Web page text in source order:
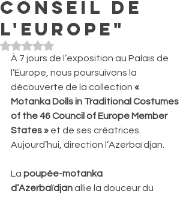
Conseil de
l'Europe"
Noté NaN étoiles sur 5.
À 7 jours de l’exposition au Palais de
l’Europe, nous poursuivons la
découverte de la collection «
Motanka Dolls in Traditional Costumes
of the 46 Council of Europe Member
States » et de ses créatrices.
Aujourd’hui, direction l’Azerbaïdjan.
La poupée-motanka
d’Azerbaïdjan allie la douceur du